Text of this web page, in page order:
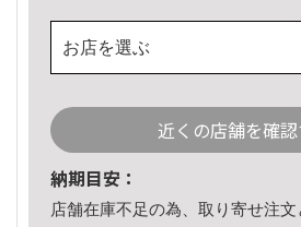
お店を選ぶ
近くの店舗を確認
納期目安：
店舗在庫不足の為、取り寄せ注文